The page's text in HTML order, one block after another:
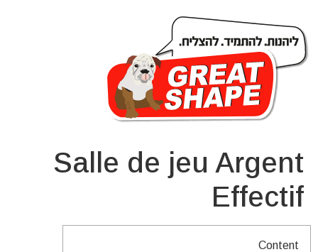
Salle de jeu Argent
Effectif
Content